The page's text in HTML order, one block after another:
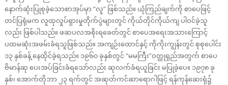
နောက်ဆုံးပြုစုခဲ့သောစာအုပ်မှာ “လူ” ဖြစ်သည်။ ယုံကြည်ချက်ကို စာပေဖြင့်
တင်ပြရုံမက လူထုလှုပ်ရှားမှုတိုက်ပွဲများတွင် ကိုယ်တိုင်ကိုယ်ကျ ပါဝင်ခဲ့သူ
လည်း ဖြစ်ပါသည်။ ဖဆပလအစိုးရခေတ်တွင် စာပေအရေးအသားကြောင့်
ပထမဆုံးအဖမ်းခံရသူဖြစ်သည်။ အကျဉ်းထောင်နှင့် ကိုကိုးကျွန်းတွင် စုစုပေါင်း
၁၃ နှစ်ခန့် နေထိုင်ခဲ့ရသည်။ ၁၉၆၀ ခုနှစ်တွင် “မမကြီး”ဝတ္ထုရှည်အတွက် စာပေ
ဗိမာန်ဆု ပေးအပ်ခြင်းခံရသော်လည်း ဆုလက်ခံရယူခြင်း မပြုခဲ့ပေ။ ၁၉၇၈ ခု
နှစ်၊ အောက်တိုဘာ ၂၃ ရက်တွင် အဆုတ်ကင်ဆာရောဂါဖြင့် ရန်ကုန်ဆေးရုံ၌